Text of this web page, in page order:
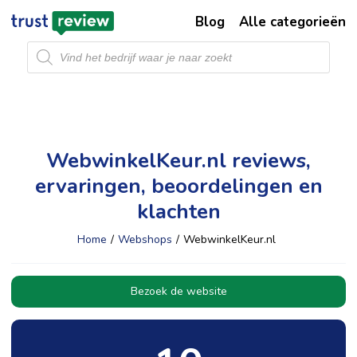
Producten
zoeken
Blog Alle categorieën
WebwinkelKeur.nl reviews,
ervaringen, beoordelingen en
klachten
Home / Webshops / WebwinkelKeur.nl
Bezoek de website